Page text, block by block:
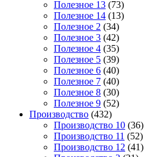
Полезное 13 (73)
Полезное 14 (13)
Полезное 2 (34)
Полезное 3 (42)
Полезное 4 (35)
Полезное 5 (39)
Полезное 6 (40)
Полезное 7 (40)
Полезное 8 (30)
Полезное 9 (52)
Производство (432)
Производство 10 (36)
Производство 11 (52)
Производство 12 (41)